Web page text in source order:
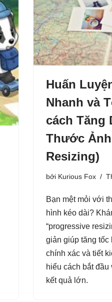
Huấn
Nhanh và
cách Tăng
Thước
Resizing)
bởi Kurious Fox
Bạn mệt mỏi với
hình kéo dài?
“progressive
giản giúp tăng tốc
chính xác và tiết
hiểu cách bắt
kết quả lớn.